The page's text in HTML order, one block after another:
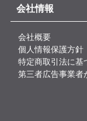
会社情報
会社概要
個人情報保護方針
特定商取引法に基
第三者広告事業者